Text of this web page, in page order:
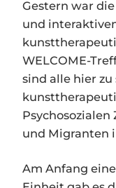
Gestern war
und
WELCOME-
sind alle hier
und Migranten
Am Anfang